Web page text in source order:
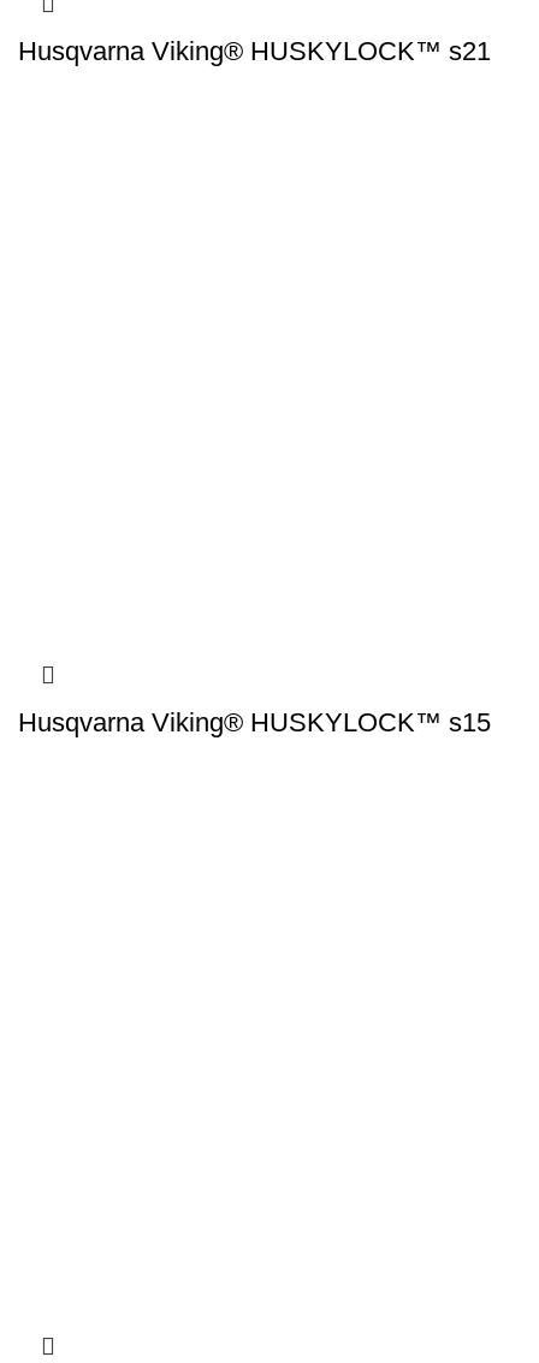
Husqvarna Viking® HUSKYLOCK™ s21
Husqvarna Viking® HUSKYLOCK™ s15